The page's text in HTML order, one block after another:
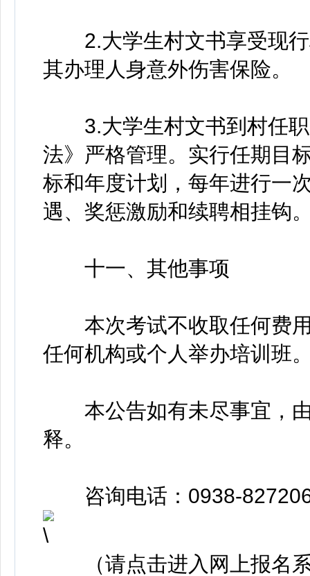
2.大学生村文书享受现行
其办理人身意外伤害保险。
3.大学生村文书到村任职
法》严格管理。实行任期目
标和年度计划，每年进行一
遇、奖惩激励和续聘相挂钩
十一、其他事项
本次考试不收取任何费用
任何机构或个人举办培训班
本公告如有未尽事宜，由
释。
咨询电话：0938-
（请点击进入网上报名